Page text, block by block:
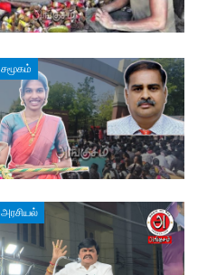
சமூகம்
அரசியல்